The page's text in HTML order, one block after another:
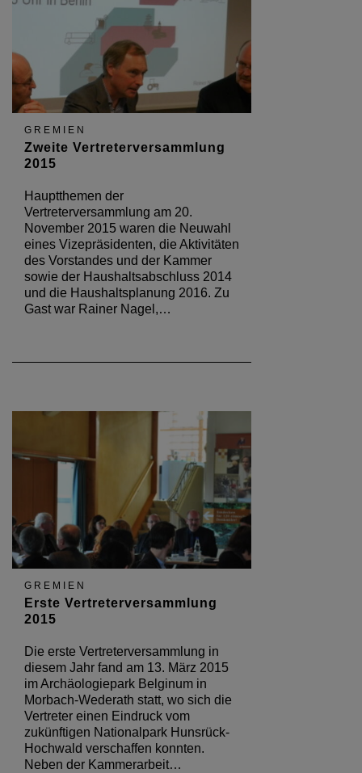
GREMIEN
Zweite Vertreterversammlung
2015
Hauptthemen der
Vertreterversammlung am 20.
November 2015 waren die Neuwahl
eines Vizepräsidenten, die Aktivitäten
des Vorstandes und der Kammer
sowie der Haushaltsabschluss 2014
und die Haushaltsplanung 2016. Zu
Gast war Rainer Nagel,…
GREMIEN
Erste Vertreterversammlung
2015
Die erste Vertreterversammlung in
diesem Jahr fand am 13. März 2015
im Archäologiepark Belginum in
Morbach-Wederath statt, wo sich die
Vertreter einen Eindruck vom
zukünftigen Nationalpark Hunsrück-
Hochwald verschaffen konnten.
Neben der Kammerarbeit…